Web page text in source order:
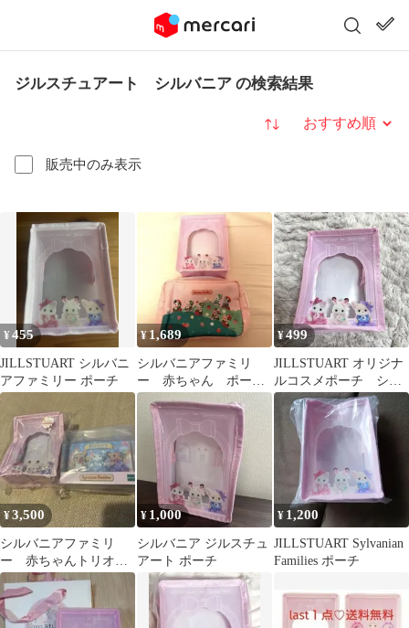
ジルスチュアート シルバニア の検索結果
販売中のみ表示
並び替え
¥455
JILLSTUART シルバニ
アファミリー ポーチ
¥1,689
シルバニアファミリ
ー 赤ちゃん ポーチ
セット いちごくじ
ジルスチュアートコラ
¥499
JILLSTUART オリジナ
ルコスメポーチ シル
バニア
¥3,500
シルバニアファミリ
ー 赤ちゃんトリオ
ジェリーフィッシュ
ジルスチュアート
¥ 1,000
シルバニア ジルスチュ
アート ポーチ
¥ 1,200
JILLSTUART Sylvanian
Families ポーチ